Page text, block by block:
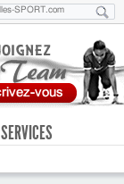
SERVICES